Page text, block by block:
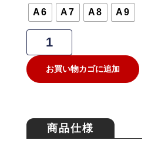
A6 A7 A8 A9
お買い物カゴに追加
商品仕様